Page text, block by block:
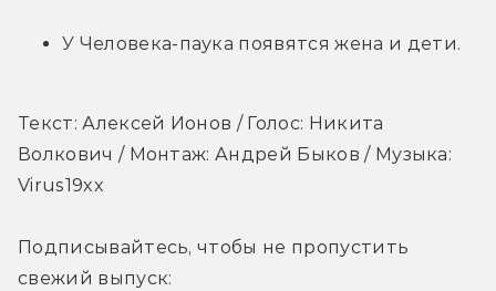
У Человека-паука появятся жена и дети.
Текст: Алексей Ионов / Голос: Никита
Волкович / Монтаж: Андрей Быков / Музыка:
Virus19xx
Подписывайтесь, чтобы не пропустить
свежий выпуск: